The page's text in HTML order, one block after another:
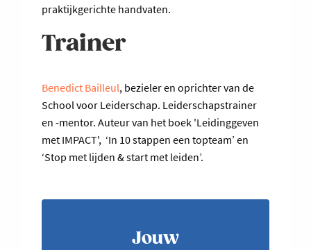
praktijkgerichte handvaten.
Trainer
Benedict Bailleul, bezieler en oprichter van de
School voor Leiderschap. Leiderschapstrainer
en -mentor. Auteur van het boek 'Leidinggeven
met IMPACT', ‘In 10 stappen een topteam’ en
‘Stop met lijden & start met leiden’.
Jouw